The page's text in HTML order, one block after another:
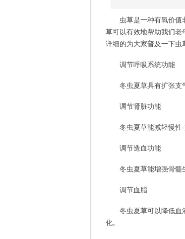
虫草是一种有氧价值
草可以有效地帮助我们老
详细的为大家普及一下虫
调节呼吸系统功能
冬虫夏草具有扩张支
调节肾脏功能
冬虫夏草能减轻慢性
调节造血功能
冬虫夏草能增强骨髓
调节血脂
冬虫夏草可以降低血
化。